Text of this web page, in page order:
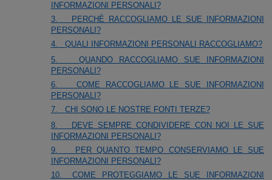
INFORMAZIONI PERSONALI?
3.
PERCHÈ RACCOGLIAMO LE SUE INFORMAZIONI
PERSONALI?
4.
QUALI INFORMAZIONI PERSONALI RACCOGLIAMO?
5.
QUANDO RACCOGLIAMO SUE INFORMAZIONI
PERSONALI?
6.
COME RACCOGLIAMO LE SUE INFORMAZIONI
PERSONALI?
7.
CHI SONO LE NOSTRE FONTI TERZE?
8.
DEVE SEMPRE CONDIVIDERE CON NOI LE SUE
INFORMAZIONI PERSONALI?
9.
PER QUANTO TEMPO CONSERVIAMO LE SUE
INFORMAZIONI PERSONALI?
10.
COME PROTEGGIAMO LE SUE INFORMAZIONI